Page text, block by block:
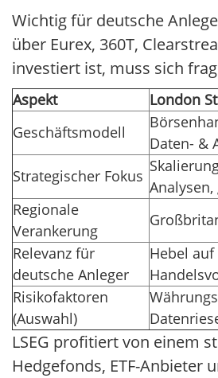
Wichtig für deutsche
über Eurex, 360T,
investiert ist, muss sich
Aspekt London
Geschäftsmodell
Daten- &
Strategischer Fokus
Regionale
Verankerung
Relevanz für
deutsche Anleger
Hebel
Risikofaktoren
(Auswahl)
LSEG profitiert von einem
Hedgefonds, ETF-Anbieter